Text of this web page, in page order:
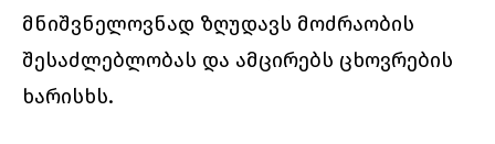
მნიშვნელოვნად ზღუდავს მოძრაობის
შესაძლებლობას და ამცირებს ცხოვრების
ხარისხს.